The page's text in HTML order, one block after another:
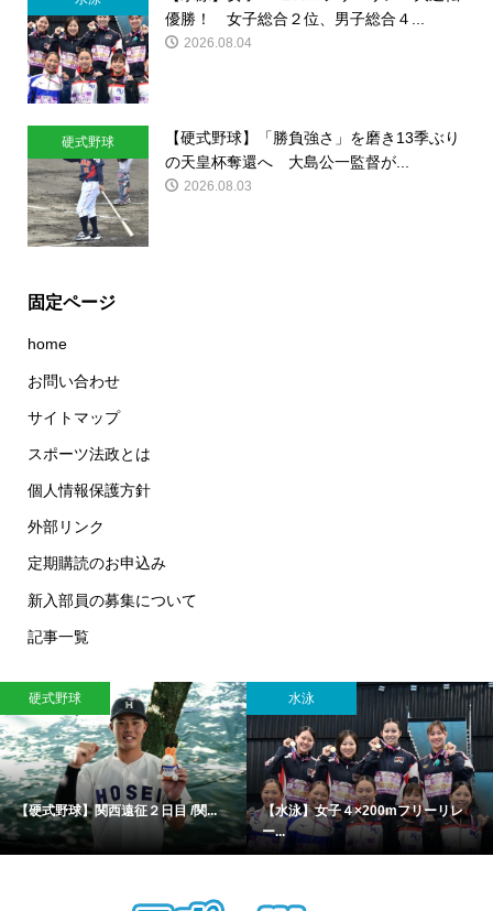
優勝！ 女子総合２位、男子総合４...
2026.08.04
硬式野球
【硬式野球】「勝負強さ」を磨き13季ぶり
の天皇杯奪還へ 大島公一監督が...
2026.08.03
固定ページ
home
お問い合わせ
サイトマップ
スポーツ法政とは
個人情報保護方針
外部リンク
定期購読のお申込み
新入部員の募集について
記事一覧
硬式野球
【硬式野球】関西遠征２日目 /関...
水泳
【水泳】女子４×200mフリーリレ
ー...